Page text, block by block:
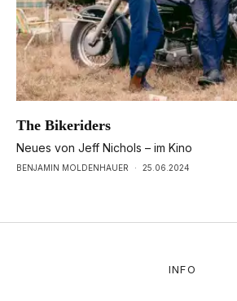
The Bikeriders
Neues von Jeff Nichols – im Kino
BENJAMIN MOLDENHAUER · 25.06.2024
INFO